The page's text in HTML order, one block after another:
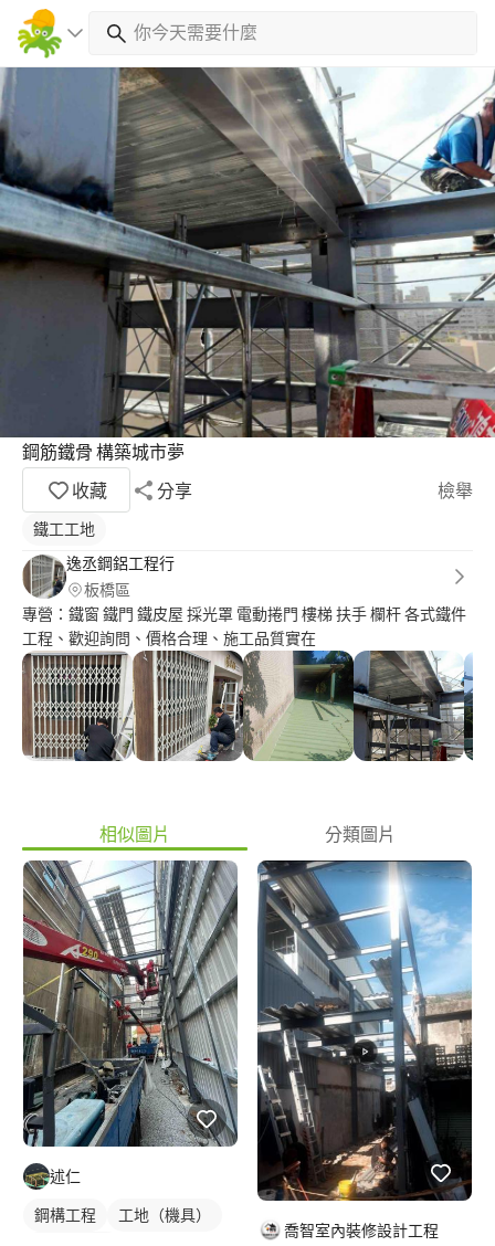
鋼筋鐵骨 構築城市夢
收藏
分享 檢舉
鐵工工地
逸丞鋼鋁工程行
板橋區
專營：鐵窗 鐵門 鐵皮屋 採光罩 電動捲門 樓梯 扶手 欄杆 各式鐵件
工程、歡迎詢問、價格合理、施工品質實在
相似圖片 分類圖片
述仁
鋼構工程
工地（機具）
喬智室內裝修設計工程